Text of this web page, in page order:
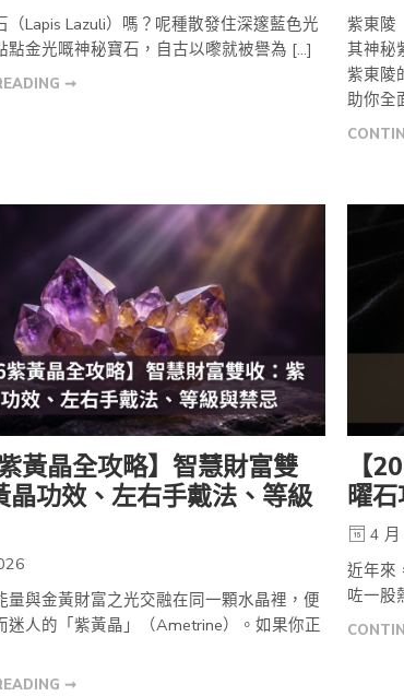
（Lapis Lazuli）嗎？呢種散發住深邃藍色光
點金光嘅神秘寶石，自古以嚟就被譽為 […]
➞
紫東陵
其神秘
紫東陵
助你全
黃晶全攻略】智慧財富雙
晶功效、左右手戴法、等級
量與金黃財富之光交融在同一顆水晶裡，便
迷人的「紫黃晶」（Ametrine）。如果你正
➞
【
曜
4
近年來
咗一股